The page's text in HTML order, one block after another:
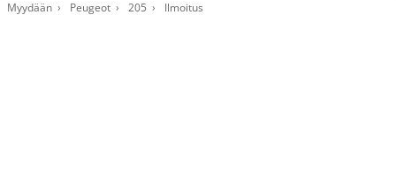
Myydään Peugeot 205 Ilmoitus